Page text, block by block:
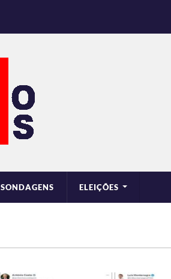
SONDAGENS ELEIÇÕES